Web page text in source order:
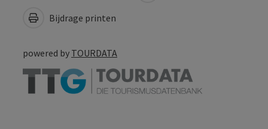
Bijdrage printen
powered by TOURDATA